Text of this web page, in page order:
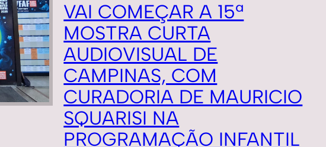
VAI COMEÇAR A 15ª
MOSTRA CURTA
AUDIOVISUAL DE
CAMPINAS, COM
CURADORIA DE MAURICIO
SQUARISI NA
PROGRAMAÇÃO INFANTIL